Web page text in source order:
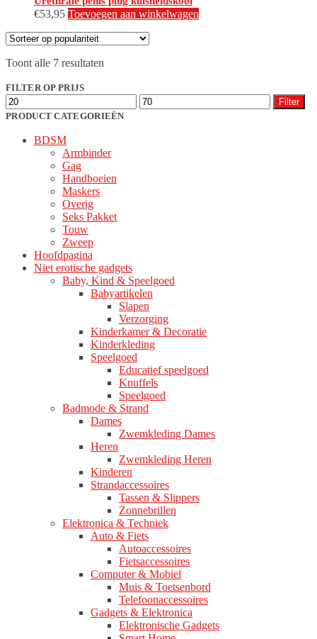
€53,95 Toevoegen aan winkelwagen
Toont alle 7 resultaten
FILTER OP PRIJS
Min.
prijs
Max.
prijs
Filter
PRODUCT CATEGORIEËN
BDSM
Armbinder
Gag
Handboeien
Maskers
Overig
Seks Pakket
Touw
Zweep
Hoofdpagina
Niet erotische gadgets
Baby, Kind & Speelgoed
Babyartikelen
Slapen
Verzorging
Kinderkamer & Decoratie
Kinderkleding
Speelgoed
Educatief speelgoed
Knuffels
Speelgoed
Badmode & Strand
Dames
Zwemkleding Dames
Heren
Zwemkleding Heren
Kinderen
Strandaccessoires
Tassen & Slippers
Zonnebrillen
Elektronica & Techniek
Auto & Fiets
Autoaccessoires
Fietsaccessoires
Computer & Mobiel
Muis & Toetsenbord
Telefoonaccessoires
Gadgets & Elektronica
Elektronische Gadgets